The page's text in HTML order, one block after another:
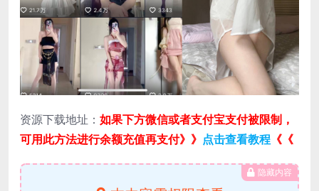
资源下载地址： 如果下方微信或者支付宝支付被限制，
可用此方法进行余额充值再支付》》 点击查看教程 《《
隐藏内容